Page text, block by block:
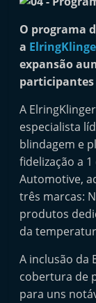
O programa
a
expansão
participantes
A
especialista
blindagem e
fidelização a
Automotive,
três marcas:
produtos
da
A inclusão da
cobertura de
para uns